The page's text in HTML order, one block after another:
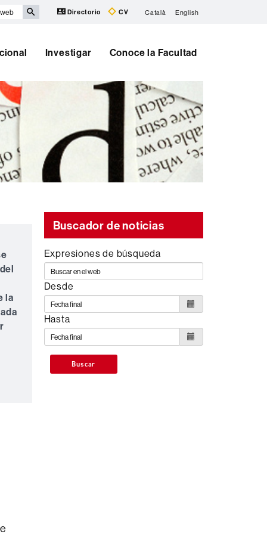
Directorio CV Català English
Investigar Conoce la Facultad
la
Buscador de noticias
Expresiones de búsqueda
Desde
Hasta
Buscar